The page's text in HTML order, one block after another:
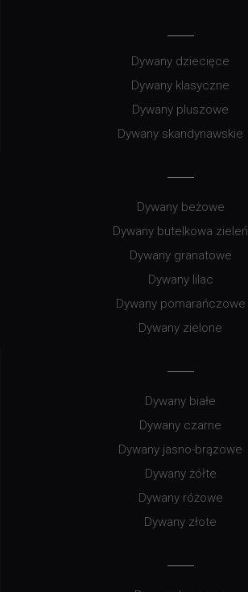
Dywany dziecięce
Dywany klasyczne
Dywany pluszowe
Dywany skandynawskie
Dywany beżowe
Dywany butelkowa zieleń
Dywany granatowe
Dywany lilac
Dywany pomarańczowe
Dywany zielone
Dywany białe
Dywany czarne
Dywany jasno-brązowe
Dywany żółte
Dywany różowe
Dywany złote